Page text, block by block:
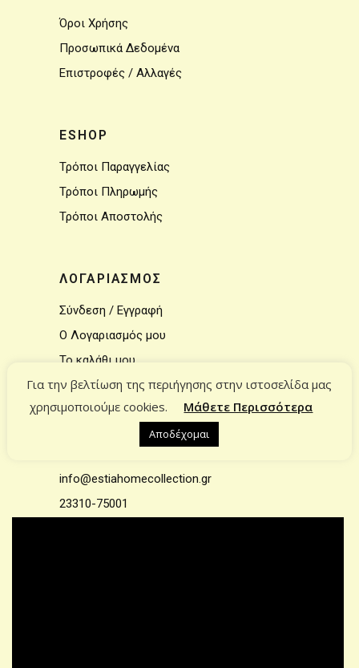
Όροι Χρήσης
Προσωπικά Δεδομένα
Επιστροφές / Αλλαγές
ESHOP
Τρόποι Παραγγελίας
Τρόποι Πληρωμής
Τρόποι Αποστολής
ΛΟΓΑΡΙΑΣΜΟΣ
Σύνδεση / Εγγραφή
Ο Λογαριασμός μου
Το καλάθι μου
ΕΠΙΚΟΙΝΩΝΙΑ
info@estiahomecollection.gr
23310-75001
Για την βελτίωση της περιήγησης στην ιστοσελίδα μας
χρησιμοποιούμε cookies.
Μάθετε Περισσότερα
Αποδέχομαι